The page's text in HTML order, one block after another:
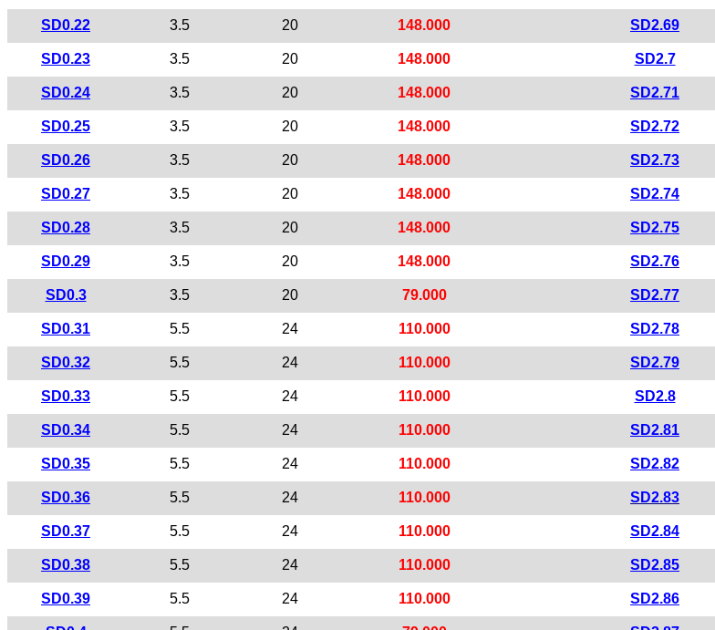
SD0.22 3.5 20 148.000 SD2.69
SD0.23 3.5 20 148.000 SD2.7
SD0.24 3.5 20 148.000 SD2.71
SD0.25 3.5 20 148.000 SD2.72
SD0.26 3.5 20 148.000 SD2.73
SD0.27 3.5 20 148.000 SD2.74
SD0.28 3.5 20 148.000 SD2.75
SD0.29 3.5 20 148.000 SD2.76
SD0.3 3.5 20 79.000 SD2.77
SD0.31 5.5 24 110.000 SD2.78
SD0.32 5.5 24 110.000 SD2.79
SD0.33 5.5 24 110.000 SD2.8
SD0.34 5.5 24 110.000 SD2.81
SD0.35 5.5 24 110.000 SD2.82
SD0.36 5.5 24 110.000 SD2.83
SD0.37 5.5 24 110.000 SD2.84
SD0.38 5.5 24 110.000 SD2.85
SD0.39 5.5 24 110.000 SD2.86